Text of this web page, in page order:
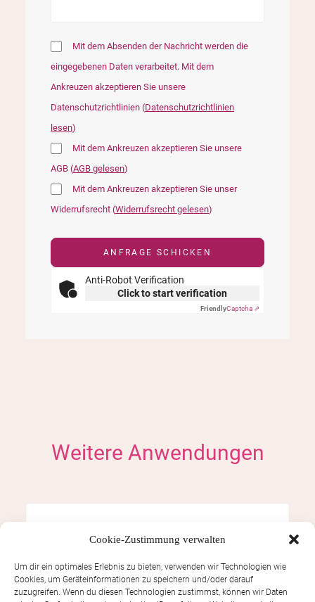
Cookie-Zustimmung verwalten
Um dir ein optimales Erlebnis zu bieten, verwenden wir Technologien wie
Cookies, um Geräteinformationen zu speichern und/oder darauf
zuzugreifen. Wenn du diesen Technologien zustimmst, können wir Daten
Mit dem Absenden der Nachricht werden die
eingegebenen Daten verarbeitet. Mit dem
Ankreuzen akzeptieren Sie unsere
Datenschutzrichtlinien (Datenschutzrichtlinien
lesen)
Mit dem Ankreuzen akzeptieren Sie unsere
AGB (AGB gelesen)
Mit dem Ankreuzen akzeptieren Sie unser
Widerrufsrecht (Widerrufsrecht gelesen)
Anti-Robot Verification
Click to start verification
FriendlyCaptcha ⇗
Weitere Anwendungen
Gesichtmassage (Gesicht-Kopf-
Dekollete-Nacken)